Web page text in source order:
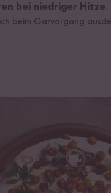
bei niedriger Hitze.
beim Garvorgang